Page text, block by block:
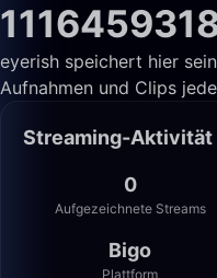
eyerish speichert hier
Aufnahmen und Clips
Streaming-Aktivität
0
Aufgezeichnete Streams
Bigo
Plattform